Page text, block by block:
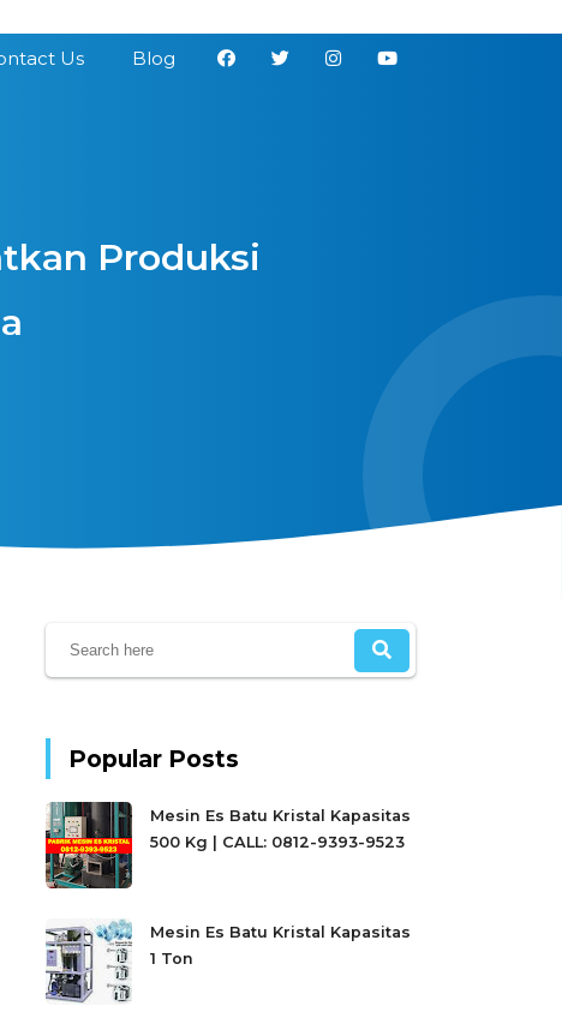
Us Blog
Produksi
Popular Posts
Mesin Es Batu Kristal Kapasitas
500 Kg | CALL: 0812-9393-9523
Mesin Es Batu Kristal Kapasitas
1 Ton